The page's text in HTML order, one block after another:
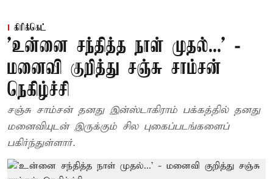
கிரிக்கெட்
’உன்னை சந்தித்த நாள் முதல்...’ -
மனைவி குறித்து சஞ்சு சாம்சன்
நெகிழ்ச்சி
சஞ்சு சாம்சன் தனது இன்ஸ்டாகிராம் பக்கத்தில் தனது
மனைவியுடன் இருக்கும் சில புகைப்படங்களைப்
பகிர்ந்துள்ளார்.